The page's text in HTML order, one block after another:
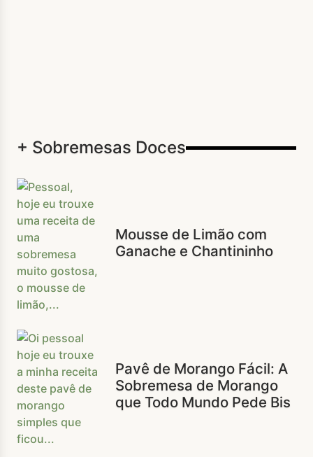
+ Sobremesas Doces
Mousse de Limão com
Ganache e Chantininho
Pavê de Morango Fácil: A
Sobremesa de Morango
que Todo Mundo Pede Bis